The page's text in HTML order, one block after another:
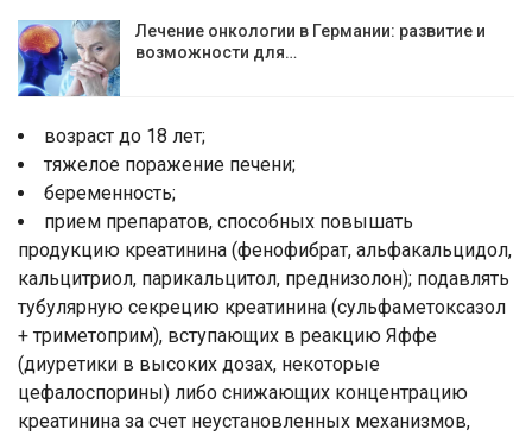
Лечение онкологии в Германии: развитие и
возможности для…
возраст до 18 лет;
тяжелое поражение печени;
беременность;
прием препаратов, способных повышать
продукцию креатинина (фенофибрат, альфакальцидол,
кальцитриол, парикальцитол, преднизолон); подавлять
тубулярную секрецию креатинина (сульфаметоксазол
+ триметоприм), вступающих в реакцию Яффе
(диуретики в высоких дозах, некоторые
цефалоспорины) либо снижающих концентрацию
креатинина за счет неустановленных механизмов,